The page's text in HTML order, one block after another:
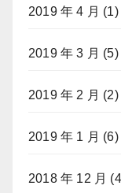
2019 年 4 月 (1)
2019 年 3 月 (5)
2019 年 2 月 (2)
2019 年 1 月 (6)
2018 年 12 月